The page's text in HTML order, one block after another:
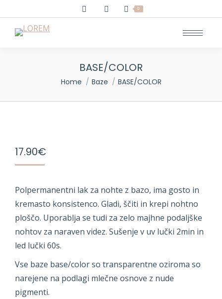
0
BASE/COLOR
You are here:
Home Baze BASE/COLOR
17.90€
Polpermanentni lak za nohte z bazo, ima gosto in
kremasto konsistenco. Gladi, ščiti in krepi nohtno
ploščo. Uporablja se tudi za zelo majhne podaljške
nohtov za naraven videz. Sušenje v uv lučki 2min in
led lučki 60s.
Vse baze base/color so transparentne oziroma so
narejene na podlagi mlečne osnove z nude
pigmenti.